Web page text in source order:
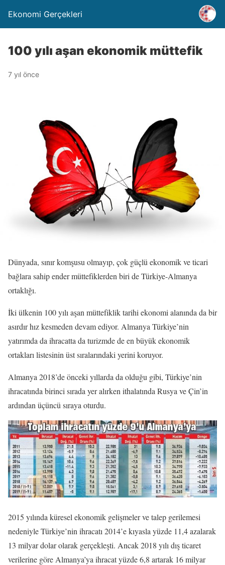
Ekonomi Gerçekleri
100 yılı aşan ekonomik müttefik
7 yıl önce
Dünyada, sınır komşusu olmayıp, çok güçlü ekonomik ve ticari
bağlara sahip ender müttefiklerden biri de Türkiye-Almanya
ortaklığı.
İki ülkenin 100 yılı aşan müttefiklik tarihi ekonomi alanında da bir
asırdır hız kesmeden devam ediyor. Almanya Türkiye’nin
yatırımda da ihracatta da turizmde de en büyük ekonomik
ortakları listesinin üst sıralarındaki yerini koruyor.
Almanya 2018’de önceki yıllarda da olduğu gibi, Türkiye’nin
ihracatında birinci sırada yer alırken ithalatında Rusya ve Çin’in
ardından üçüncü sıraya oturdu.
2015 yılında küresel ekonomik gelişmeler ve talep gerilemesi
nedeniyle Türkiye’nin ihracatı 2014’e kıyasla yüzde 11,4 azalarak
13 milyar dolar olarak gerçekleşti. Ancak 2018 yılı dış ticaret
verilerine göre Almanya’ya ihracat yüzde 6,8 artarak 16 milyar